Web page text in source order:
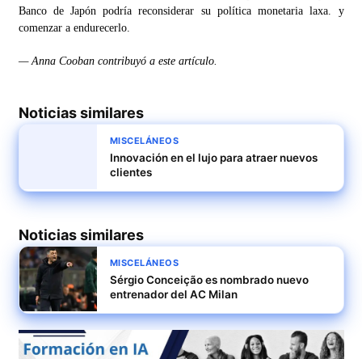
Banco de Japón podría reconsiderar su política monetaria laxa. y
comenzar a endurecerlo.
— Anna Cooban contribuyó a este artículo.
Noticias similares
MISCELÁNEOS
Innovación en el lujo para atraer nuevos
clientes
Noticias similares
MISCELÁNEOS
Sérgio Conceição es nombrado nuevo
entrenador del AC Milan